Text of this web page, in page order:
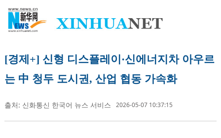
[경제+] 신형 디스플레이·신에너지차 아우르
는 中 청두 도시권, 산업 협동 가속화
출처: 신화통신 한국어 뉴스 서비스 2026-05-07 10:37:15